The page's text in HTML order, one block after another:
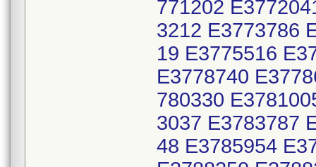
771202
3212 E3773786
19 E3775516
E3778740
780330
3037 E3783787
48 E3785954